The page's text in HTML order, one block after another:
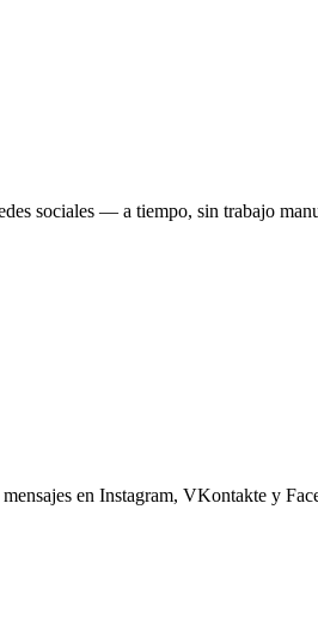
sociales — a tiempo, sin trabajo
en Instagram, VKontakte y